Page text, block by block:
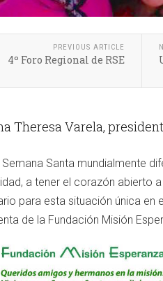
PREVIOUS ARTICLE
4º Foro Regional de RSE
Theresa Varela,
Semana Santa mundialmente
a tener el corazón abierto
para esta situación única
de la Fundación Misión